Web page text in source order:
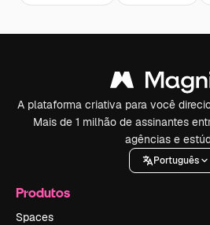
A plataforma criativa para você
Mais de 1 milhão de assinantes
agências e
Português
Produtos
Spaces